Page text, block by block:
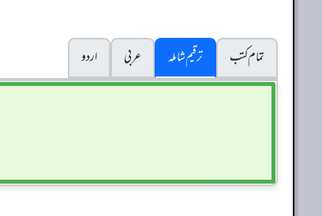
تمام کتب
ترقیم شاملہ عربی
اردو